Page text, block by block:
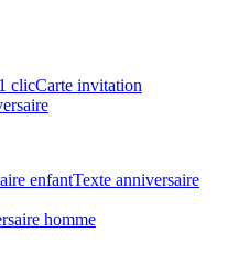
clicCarte invitation
enfantTexte anniversaire
homme